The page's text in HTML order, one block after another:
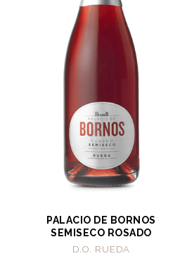
PALACIO DE BORNOS
SEMISECO ROSADO
D.O. RUEDA